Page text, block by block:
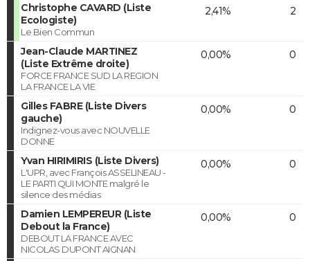
Christophe CAVARD (Liste
Ecologiste)
Le Bien Commun
2,41% 2
Jean-Claude MARTINEZ
(Liste Extrême droite)
FORCE FRANCE SUD LA REGION
LA FRANCE LA VIE
0,00% 0
Gilles FABRE (Liste Divers
gauche)
Indignez-vous avec NOUVELLE
DONNE
0,00% 0
Yvan HIRIMIRIS (Liste Divers)
L'UPR, avec François ASSELINEAU -
LE PARTI QUI MONTE malgré le
silence des médias
0,00% 0
Damien LEMPEREUR (Liste
Debout la France)
DEBOUT LA FRANCE AVEC
NICOLAS DUPONT AIGNAN
0,00% 0